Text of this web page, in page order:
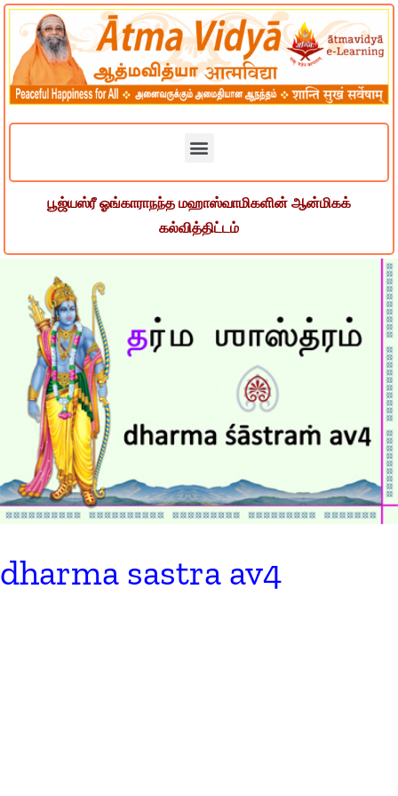
பூஜ்யஸ்ரீ ஓங்காராநந்த மஹாஸ்வாமிகளின் ஆன்மிகக்
கல்வித்திட்டம்
dharma sastra av4